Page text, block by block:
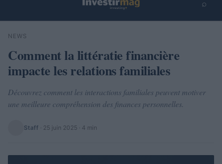
⌕
Rechercher
NEWS
Comment la littératie financière
impacte les relations familiales
Découvrez comment les interactions familiales peuvent motiver
une meilleure compréhension des finances personnelles.
Staff · 25 juin 2025 · 4 min